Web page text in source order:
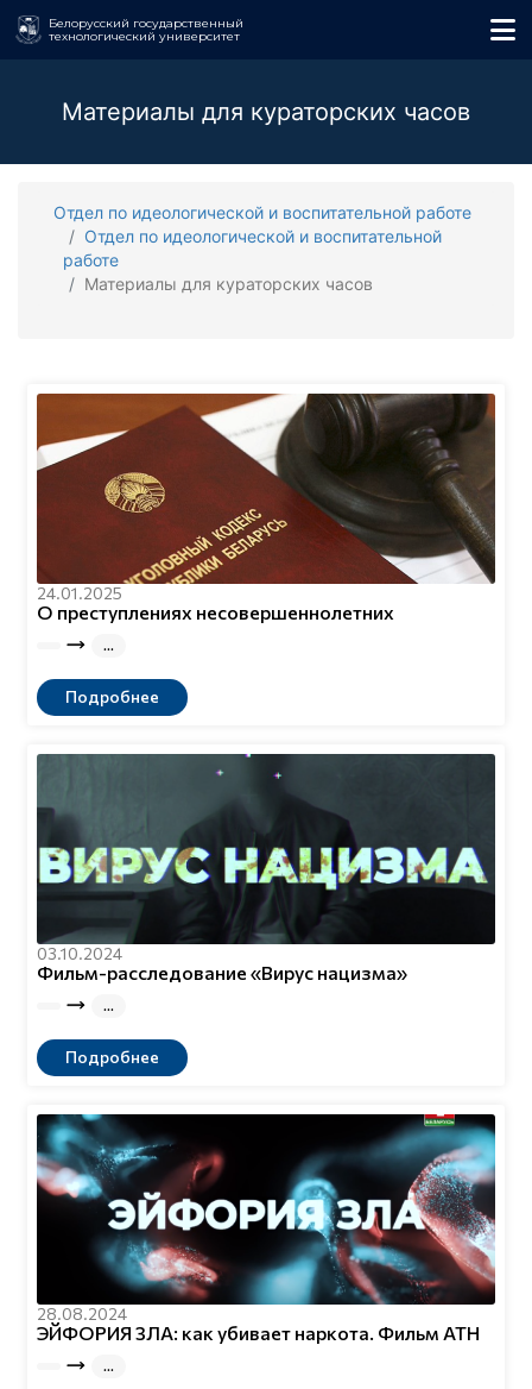
Белорусский государственный
технологический университет
Материалы для кураторских часов
Отдел по идеологической и воспитательной работе
Отдел по идеологической и воспитательной
работе
Материалы для кураторских часов
24.01.2025
О преступлениях несовершеннолетних
Подробнее
03.10.2024
Фильм-расследование «Вирус нацизма»
Подробнее
28.08.2024
ЭЙФОРИЯ ЗЛА: как убивает наркота. Фильм АТН